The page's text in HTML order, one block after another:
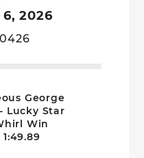
6, 2026
George
Lucky Star
Win